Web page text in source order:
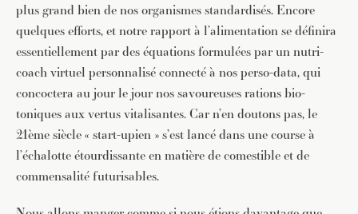
plus grand bien de nos organismes standardisés. Encore
quelques efforts, et notre rapport à l’alimentation se définira
essentiellement par des équations formulées par un nutri-
coach virtuel personnalisé connecté à nos perso-data, qui
concoctera au jour le jour nos savoureuses rations bio-
toniques aux vertus vitalisantes. Car n’en doutons pas, le
21ème siècle « start-upien » s’est lancé dans une course à
l’échalotte étourdissante en matière de comestible et de
commensalité futurisables.